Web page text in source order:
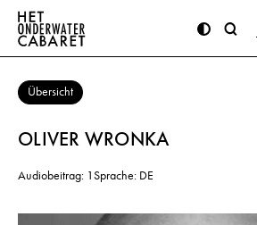
Übersicht
OLIVER WRONKA
Audiobeitrag: 1Sprache: DE